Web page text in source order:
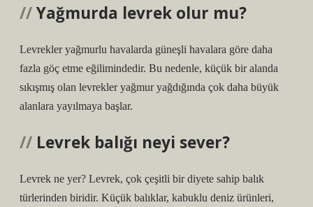
Yağmurda levrek olur mu?
Levrekler yağmurlu havalarda güneşli havalara göre daha
fazla göç etme eğilimindedir. Bu nedenle, küçük bir alanda
sıkışmış olan levrekler yağmur yağdığında çok daha büyük
alanlara yayılmaya başlar.
Levrek balığı neyi sever?
Levrek ne yer? Levrek, çok çeşitli bir diyete sahip balık
türlerinden biridir. Küçük balıklar, kabuklu deniz ürünleri,